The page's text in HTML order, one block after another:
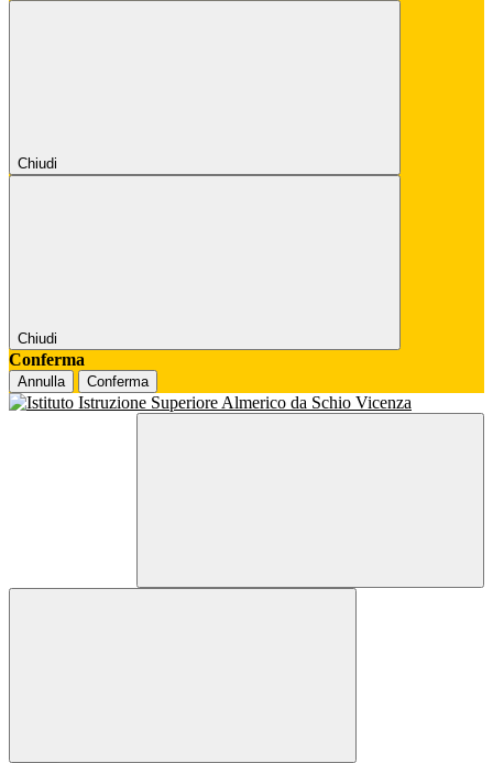
Chiudi
Chiudi
Conferma
Annulla Conferma